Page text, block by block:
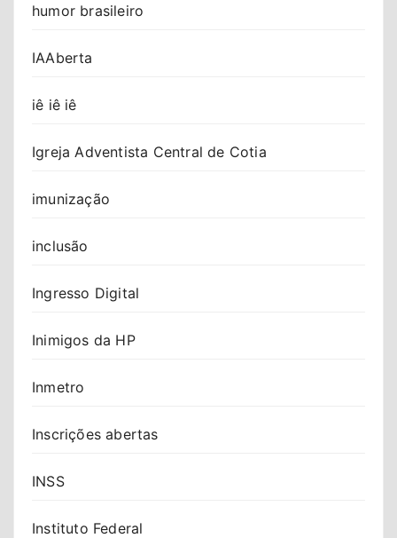
humor brasileiro
IAAberta
iê iê iê
Igreja Adventista Central de Cotia
imunização
inclusão
Ingresso Digital
Inimigos da HP
Inmetro
Inscrições abertas
INSS
Instituto Federal